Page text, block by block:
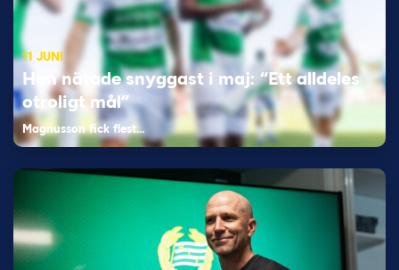
11 JUNI
Han nätade snyggast i maj: “Ett alldeles
otroligt mål”
Magnusson fick flest…